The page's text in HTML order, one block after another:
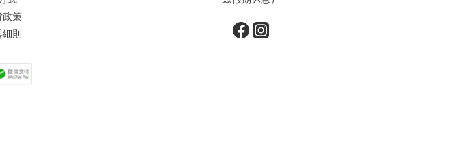
政策
細則